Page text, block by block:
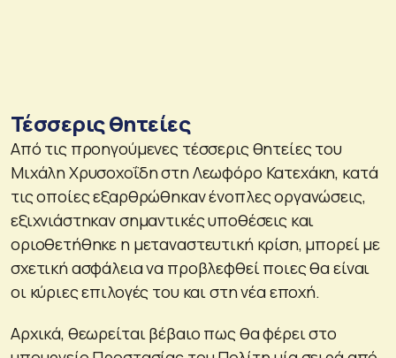
Τέσσερις θητείες
Από τις προηγούμενες τέσσερις θητείες του
Μιχάλη Χρυσοχοΐδη στη Λεωφόρο Κατεχάκη, κατά
τις οποίες εξαρθρώθηκαν ένοπλες οργανώσεις,
εξιχνιάστηκαν σημαντικές υποθέσεις και
οριοθετήθηκε η μεταναστευτική κρίση, μπορεί με
σχετική ασφάλεια να προβλεφθεί ποιες θα είναι
οι κύριες επιλογές του και στη νέα εποχή.
Αρχικά, θεωρείται βέβαιο πως θα φέρει στο